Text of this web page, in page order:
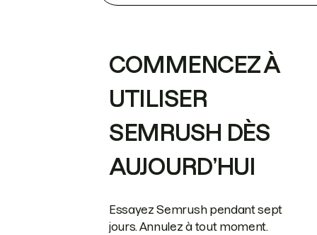
COMMENCEZ À
UTILISER
SEMRUSH DÈS
AUJOURD’HUI
Essayez Semrush pendant sept
jours. Annulez à tout moment.